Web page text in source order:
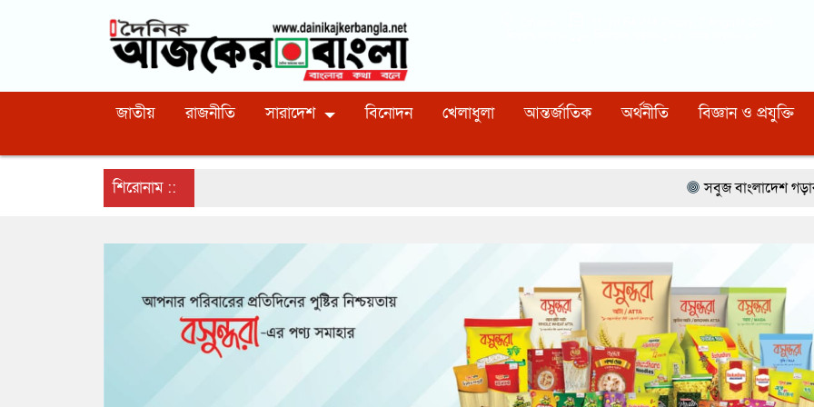
জাতীয় রাজনীতি সারাদেশ বিনোদন খেলাধুলা আন্তর্জাতিক অর্থনীতি বিজ্ঞান ও প্রযুক্তি
শিরোনাম :: সবুজ বাংলাদেশ গড়ার প্রত্যয়ে সিলেটে